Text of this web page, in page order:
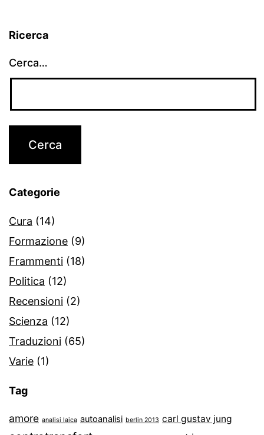
Ricerca
Cerca…
Categorie
Cura (14)
Formazione (9)
Frammenti (18)
Politica (12)
Recensioni (2)
Scienza (12)
Traduzioni (65)
Varie (1)
Tag
amore analisi laica autoanalisi berlin 2013 carl gustav jung